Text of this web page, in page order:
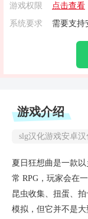
游戏权限
点击查看
系统要求
需要支持
游戏介绍
slg汉化游戏安卓
夏日狂想曲是一款
常 RPG，玩家会在
昆虫收集、扭蛋、
模拟，但它并不是